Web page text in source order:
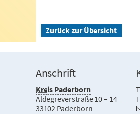
Zurück zur Übersicht
Anschrift
Kreis Paderborn
Aldegreverstraße 10 – 14
33102 Paderborn